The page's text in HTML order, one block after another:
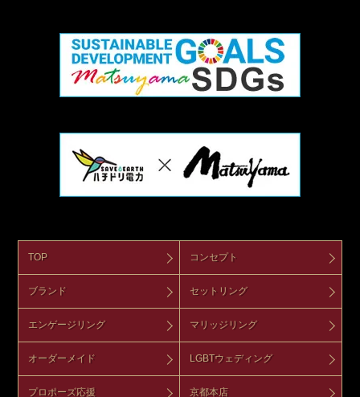
TOP コンセプト
ブランド セットリング
エンゲージリング マリッジリング
オーダーメイド LGBTウェディング
プロポーズ応援 京都本店